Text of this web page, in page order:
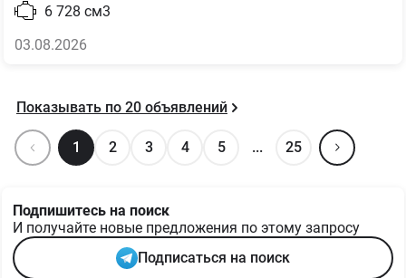
6 728 см3
03.08.2026
1 2 3 4 5 ... 25
Показывать по 20 объявлений
Подпишитесь на поиск
И получайте новые предложения по этому запросу
Подписаться на поиск